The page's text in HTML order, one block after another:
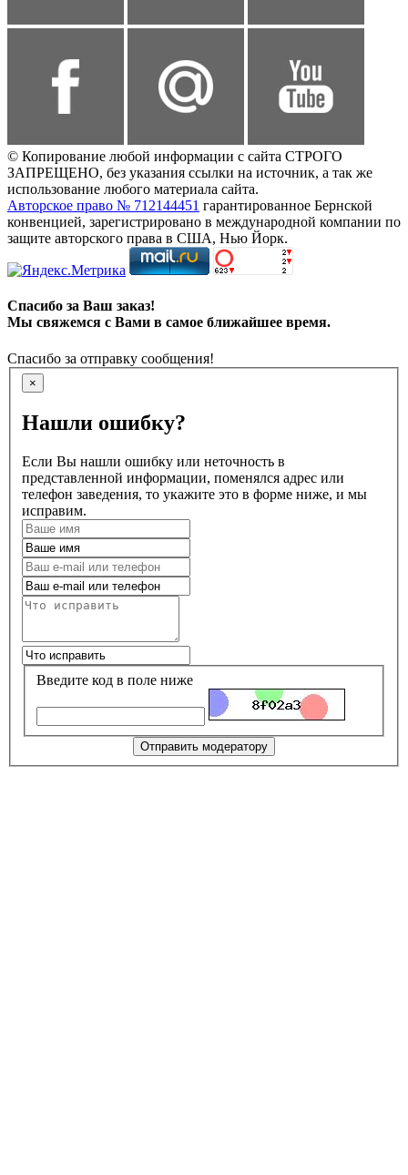
© Копирование любой информации с сайта СТРОГО
ЗАПРЕЩЕНО, без указания ссылки на источник, а так же
использование любого материала сайта.
Авторское право № 712144451 гарантированное Бернской
конвенцией, зарегистрировано в международной компании по
защите авторского права в США, Нью Йорк.
Спасибо за Ваш заказ!
Мы свяжемся с Вами в самое ближайшее время.
Спасибо за отправку сообщения!
×
Нашли ошибку?
Если Вы нашли ошибку или неточность в
представленной информации, поменялся адрес или
телефон заведения, то укажите это в форме ниже, и мы
исправим.
Введите код в поле ниже
Отправить модератору